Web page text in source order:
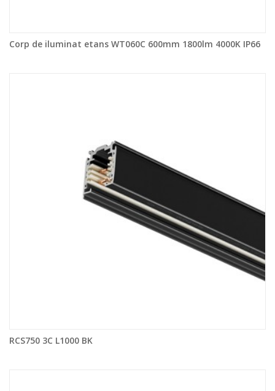
Corp de iluminat etans WT060C 600mm 1800lm 4000K IP66
RCS750 3C L1000 BK